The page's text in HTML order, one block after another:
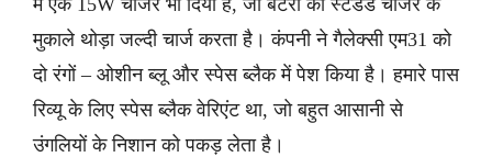
मुकाले थोड़ा जल्दी चार्ज करता है। कंपनी ने गैलेक्सी एम31 को
दो रंगों – ओशीन ब्लू और स्पेस ब्लैक में पेश किया है। हमारे पास
रिव्यू के लिए स्पेस ब्लैक वेरिएंट था, जो बहुत आसानी से
उंगलियों के निशान को पकड़ लेता है।